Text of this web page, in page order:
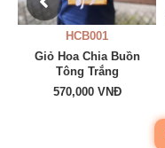
HCB001
Giỏ Hoa Chia Buồn
Tông Trắng
570,000 VNĐ